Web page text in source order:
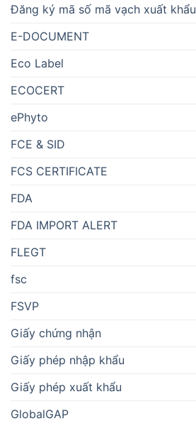
Đăng ký mã số mã vạch xuất khẩu
E-DOCUMENT
Eco Label
ECOCERT
ePhyto
FCE & SID
FCS CERTIFICATE
FDA
FDA IMPORT ALERT
FLEGT
fsc
FSVP
Giấy chứng nhận
Giấy phép nhập khẩu
Giấy phép xuất khẩu
GlobalGAP